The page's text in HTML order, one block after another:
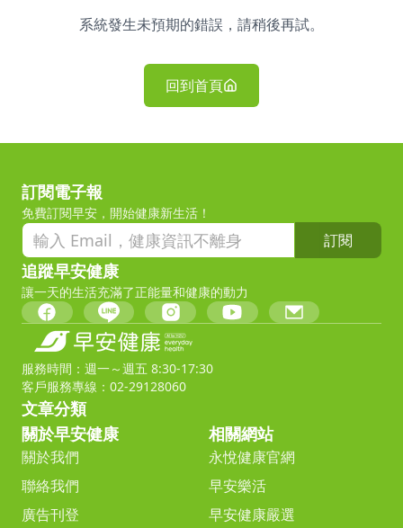
系統發生未預期的錯誤，請稍後再試。
回到首頁
訂閱電子報
免費訂閱早安，開始健康新生活！
訂閱
追蹤早安健康
讓一天的生活充滿了正能量和健康的動力
服務時間：週一～週五 8:30-17:30
客戶服務專線：02-29128060
文章分類
關於早安健康
關於我們
聯絡我們
廣告刊登
相關網站
永悅健康官網
早安樂活
早安健康嚴選